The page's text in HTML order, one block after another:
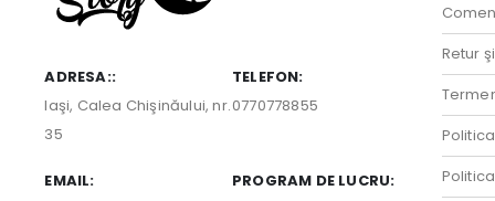
ADRESA::
Iaşi, Calea Chişinăului, nr.
35
TELEFON:
0770778855
EMAIL:
PROGRAM DE LUCRU:
Retur